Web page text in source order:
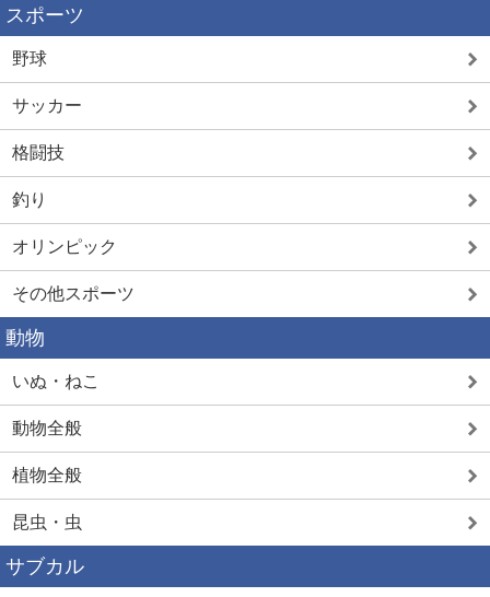
スポーツ
野球
サッカー
格闘技
釣り
オリンピック
その他スポーツ
動物
いぬ・ねこ
動物全般
植物全般
昆虫・虫
サブカル